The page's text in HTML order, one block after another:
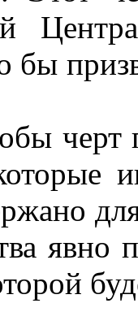
бы
черт
явно